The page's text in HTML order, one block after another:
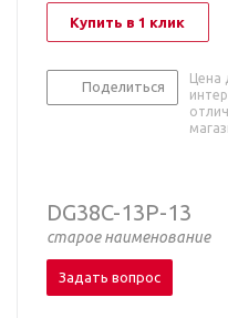
Купить в 1 клик
Поделиться
Цена
DG38C-13P-13
старое наименование
Задать вопрос